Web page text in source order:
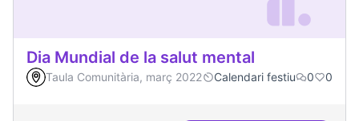
Dia Mundial de la salut mental
Taula Comunitària, març 2022 Calendari festiu 0 0